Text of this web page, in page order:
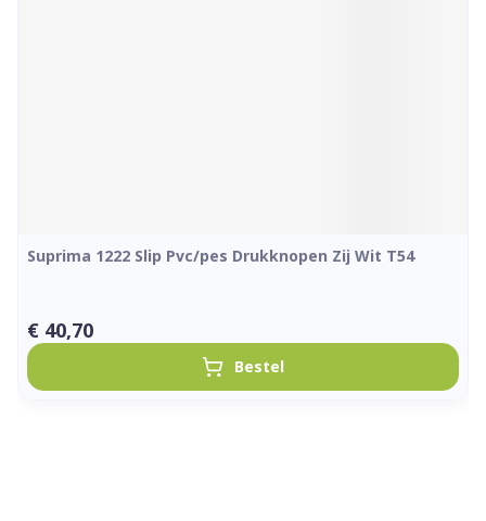
Suprima 1222 Slip Pvc/pes Drukknopen Zij Wit T54
€ 40,70
Bestel